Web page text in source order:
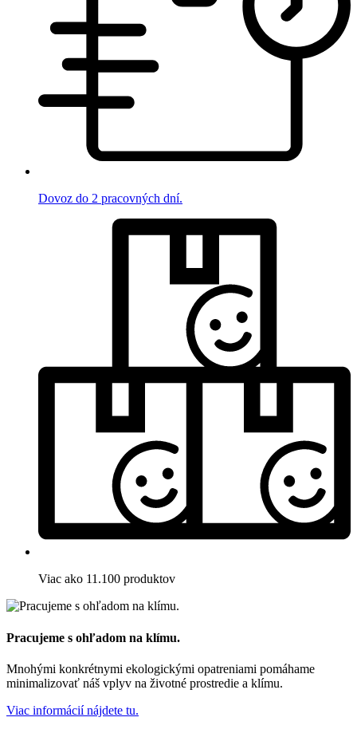
Dovoz do 2 pracovných dní.
Viac ako 11.100 produktov
Pracujeme s ohľadom na klímu.
Mnohými konkrétnymi ekologickými opatreniami pomáhame
minimalizovať náš vplyv na životné prostredie a klímu.
Viac informácií nájdete tu.